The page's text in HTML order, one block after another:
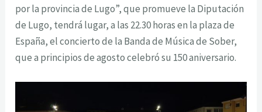
por la provincia de Lugo”, que promueve la Diputación
de Lugo, tendrá lugar, a las 22.30 horas en la plaza de
España, el concierto de la Banda de Música de Sober,
que a principios de agosto celebró su 150 aniversario.